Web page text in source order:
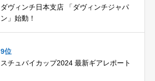
ダヴィンチ日本支店 「ダヴィンチジャパ
ン」始動！
9位
スチュバイカップ2024 最新ギアレポート